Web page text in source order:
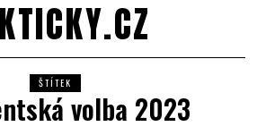
ŠTÍTEK
volba 2023